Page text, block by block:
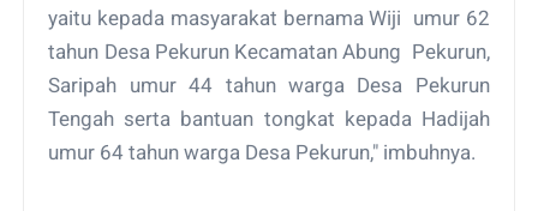
yaitu kepada masyarakat bernama Wiji umur 62
tahun Desa Pekurun Kecamatan Abung Pekurun,
Saripah umur 44 tahun warga Desa Pekurun
Tengah serta bantuan tongkat kepada Hadijah
umur 64 tahun warga Desa Pekurun," imbuhnya.